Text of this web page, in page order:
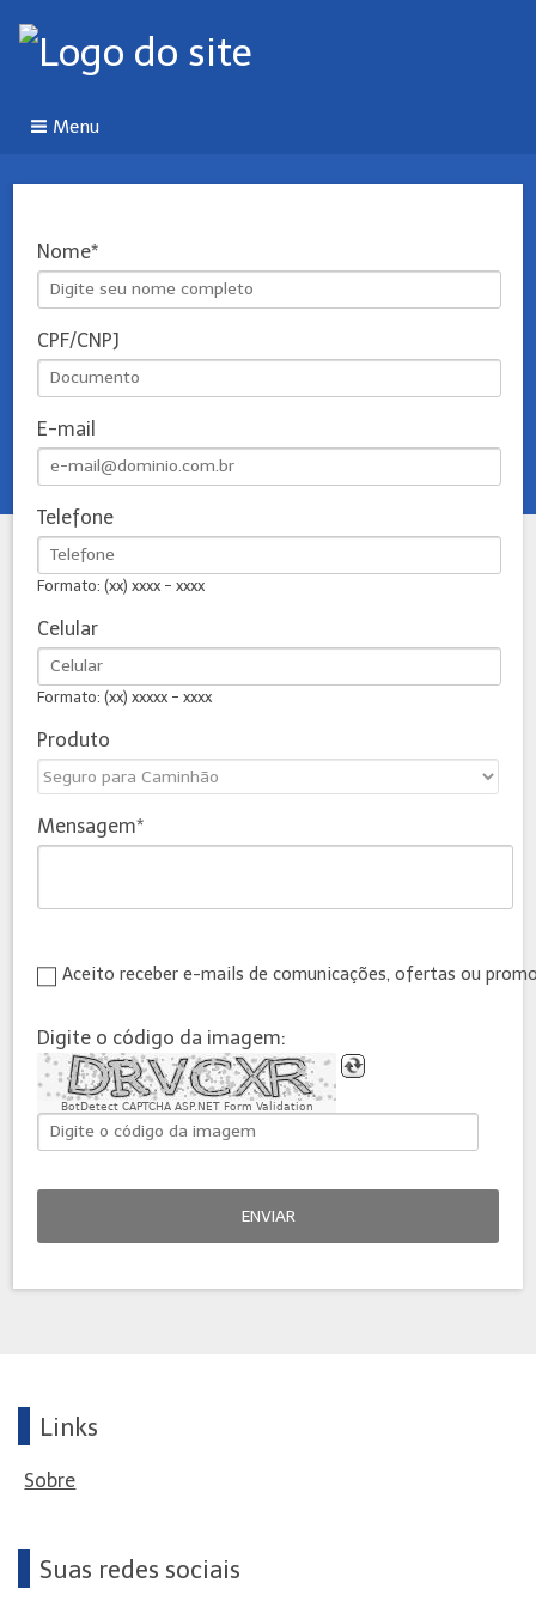
Menu
Nome
CPF/CNPJ
E-mail
Telefone
Formato: (xx) xxxx - xxxx
Celular
Formato: (xx) xxxxx - xxxx
Produto
Mensagem
Aceito receber e-mails de comunicações, ofertas ou
Digite o código da imagem:
BotDetect CAPTCHA ASP.NET Form Validation
ENVIAR
Links
Sobre
Suas redes sociais